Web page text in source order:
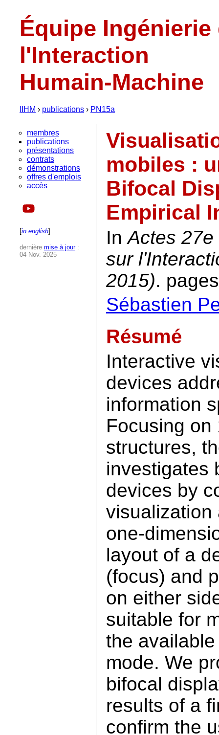
Équipe Ingénierie
l'Interaction
Humain-Machine
IIHM › publications › PN15a
membres
publications
présentations
contrats
démonstrations
offres d'emplois
accès
[in english]
dernière mise à jour:
04 Nov. 2025
mobiles :
Bifocal
Empirical
InActes
sur
2015).
Sébastien
Résumé
Interactive
devices
information
Focusing on
structures,
investigates
devices by
visualization
one-
layout of a
(focus) and
on either
suitable for
the
mode. We
bifocal
results of a
confirm the